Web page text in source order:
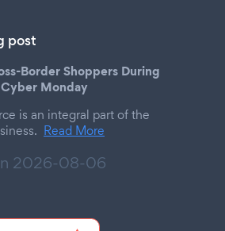
post
Border Shoppers During
Monday
is an integral part of the
Read More
2026-08-06